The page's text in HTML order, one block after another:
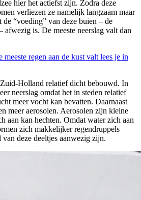
hier het actiefst zijn. Zodra deze
verliezen ze namelijk langzaam maar
“voeding” van deze buien – de
afwezig is. De meeste neerslag valt dan
regen aan de kust valt lees je in
Holland relatief dicht bebouwd. In
neerslag omdat het in steden relatief
meer vocht kan bevatten. Daarnaast
meer aerosolen. Aerosolen zijn kleine
aan kan hechten. Omdat water zich aan
zich makkelijker regendruppels
deze deeltjes aanwezig zijn.